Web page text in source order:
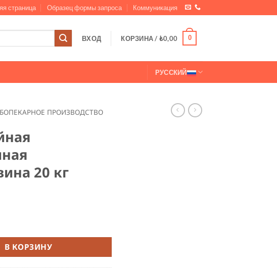
страница Образец формы запроса Коммуникация
ВХОД КОРЗИНА / ₺0,00 0
РУССКИЙ
ПРОИЗВОДСТВО
20 кг
Виталийная пшеничная клейковина 20 кг
В КОРЗИНУ